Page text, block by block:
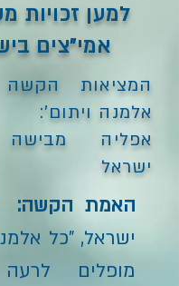
למען זכויות
אמי"צים
המציאות
אלמנה ויתום':
אפליה מבישה
ישראל
האמת הקשה:
ישראל, "כל
מופלים